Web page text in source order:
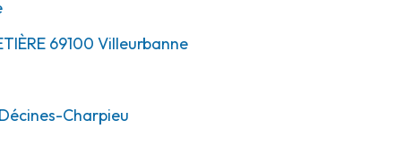
69100 Villeurbanne
Décines-Charpieu